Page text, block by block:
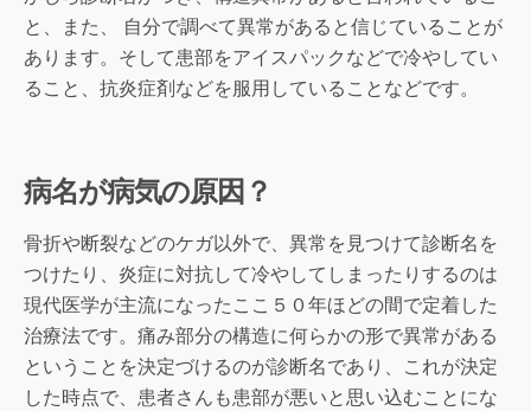
と、また、 自分で調べて異常があると信じていることが
あります。そして患部をアイスパックなどで冷やしてい
ること、抗炎症剤などを服用していることなどです。
病名が病気の原因？
骨折や断裂などのケガ以外で、異常を見つけて診断名を
つけたり、炎症に対抗して冷やしてしまったりするのは
現代医学が主流になったここ５０年ほどの間で定着した
治療法です。痛み部分の構造に何らかの形で異常がある
ということを決定づけるのが診断名であり、これが決定
した時点で、患者さんも患部が悪いと思い込むことにな